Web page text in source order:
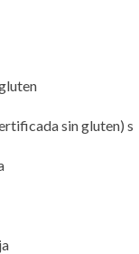
sin gluten) s